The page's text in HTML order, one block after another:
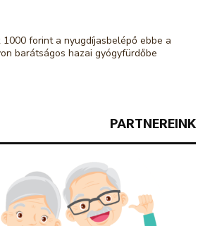
PARTNEREINK
1000 forint a nyugdíjasbelépő ebbe a
barátságos hazai gyógyfürdőbe